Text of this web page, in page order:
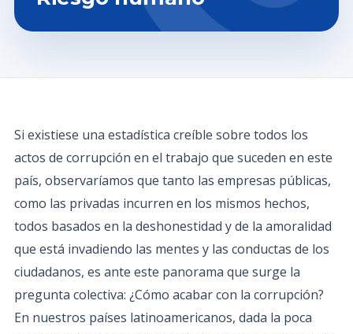
Si existiese una estadística creíble sobre todos los
actos de corrupción en el trabajo que suceden en este
país, observaríamos que tanto las empresas públicas,
como las privadas incurren en los mismos hechos,
todos basados en la deshonestidad y de la amoralidad
que está invadiendo las mentes y las conductas de los
ciudadanos, es ante este panorama que surge la
pregunta colectiva: ¿Cómo acabar con la corrupción?
En nuestros países latinoamericanos, dada la poca